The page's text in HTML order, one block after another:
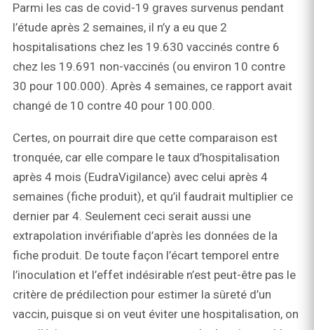
Parmi les cas de covid-19 graves survenus pendant
l’étude après 2 semaines, il n’y a eu que 2
hospitalisations chez les 19.630 vaccinés contre 6
chez les 19.691 non-vaccinés (ou environ 10 contre
30 pour 100.000). Après 4 semaines, ce rapport avait
changé de 10 contre 40 pour 100.000.
Certes, on pourrait dire que cette comparaison est
tronquée, car elle compare le taux d’hospitalisation
après 4 mois (EudraVigilance) avec celui après 4
semaines (fiche produit), et qu’il faudrait multiplier ce
dernier par 4. Seulement ceci serait aussi une
extrapolation invérifiable d’après les données de la
fiche produit. De toute façon l’écart temporel entre
l’inoculation et l’effet indésirable n’est peut-être pas le
critère de prédilection pour estimer la sûreté d’un
vaccin, puisque si on veut éviter une hospitalisation, on